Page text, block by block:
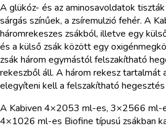
A glükóz- és az aminosavoldatok
sárgás színűek, a zsíremulzió fehér. A
háromrekeszes zsákból, illetve egy
és a külső zsák között egy
zsák három egymástól felszakítható
rekeszből áll. A három rekesz tartalmát
elegyíteni kell a felszakítható
A Kabiven 4×2053 ml-es, 3×2566 ml-
4×1026 ml-es Biofine típusú zsákban